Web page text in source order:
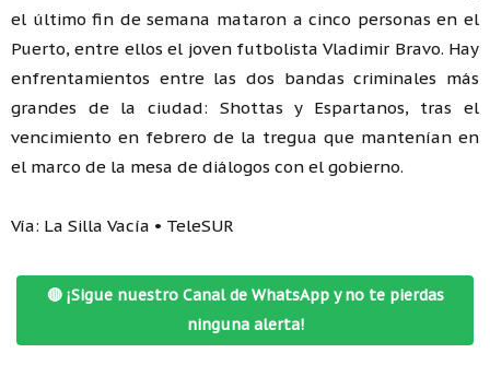
el último fin de semana mataron a cinco personas en el
Puerto, entre ellos el joven futbolista Vladimir Bravo. Hay
enfrentamientos entre las dos bandas criminales más
grandes de la ciudad: Shottas y Espartanos, tras el
vencimiento en febrero de la tregua que mantenían en
el marco de la mesa de diálogos con el gobierno.
Vía: La Silla Vacía • TeleSUR
🔴 ¡Sigue nuestro Canal de WhatsApp y no te pierdas
ninguna alerta!